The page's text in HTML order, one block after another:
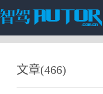
文章(466)